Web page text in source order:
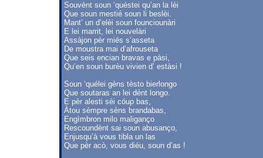
Souvènt soun ‘quéstei qu’an la lèi
Que soun mestié soun li beslèi.
Mant’ un d’elèi soun founciounàri
E lei marrit, lei nouvelàri
Assàjon pèr miés s’asseta
De moustra mai d’afrouseta
Que seis encian bravas e pàsi,
Qu’en soun burèu vivien d’ estàsi !
Soun ‘quélei gèns tèsto bierlongo
Que soutaras an lei dènt longo.
E pèr alesti sèi cóup bas,
Àtou sèmpre sèns brandabas,
Engìmbron milo maliganço
Rescoundènt sai soun abusanço,
Enjusqu’à vous tibla un las
Que pèr acò, vous diéu, soun d’as !